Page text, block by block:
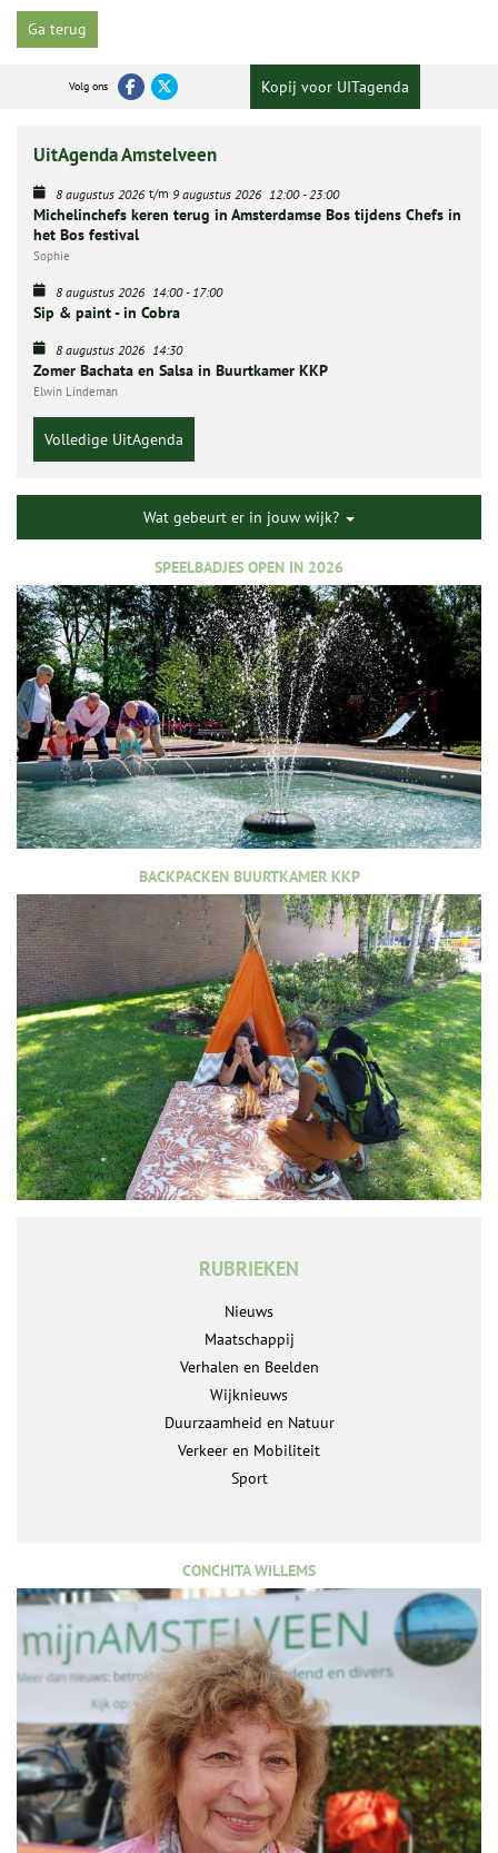
Ga terug
Volg ons Kopij voor UITagenda
UitAgenda Amstelveen
8 augustus 2026 t/m 9 augustus 2026 12:00-23:00
Michelinchefs keren terug in Amsterdamse Bos tijdens Chefs in
het Bos festival
Sophie
8 augustus 2026 14:00-17:00
Sip & paint - in Cobra
8 augustus 2026 14:30
Zomer Bachata en Salsa in Buurtkamer KKP
Elwin Lindeman
Volledige UitAgenda
Wat gebeurt er in jouw wijk?
SPEELBADJES OPEN IN 2026
BACKPACKEN BUURTKAMER KKP
RUBRIEKEN
Nieuws
Maatschappij
Verhalen en Beelden
Wijknieuws
Duurzaamheid en Natuur
Verkeer en Mobiliteit
Sport
CONCHITA WILLEMS